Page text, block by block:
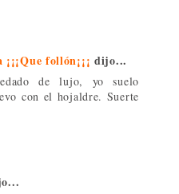
follón¡¡¡ dijo...
de lujo, yo suelo
con el hojaldre. Suerte